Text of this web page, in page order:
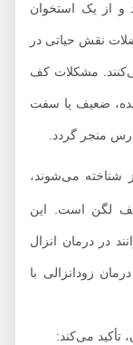
یک استخوان
نقش حیاتی در
مشکلات کف
ضعیف یا سفت
گردد.
می‌شوند،
است. این
انزال
با
می‌کند: